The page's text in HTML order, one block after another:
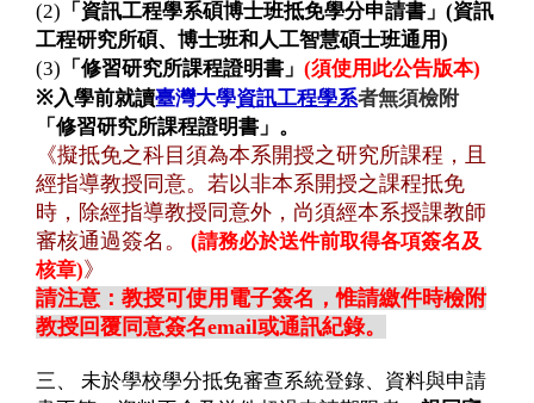
(2) 「資訊工程學系碩博士班抵免學分申請書」 (資訊
工程研究所碩、博士班和人工智慧碩士班通用)
(3) 「修習研究所課程證明書」 (須使用此公告版本)
※入學前就讀臺灣大學資訊工程學系者無須檢附
「修習研究所課程證明書」。
《擬抵免之科目須為本系開授之研究所課程，且
經指導教授同意。若以非本系開授之課程抵免
時，除經指導教授同意外，尚須經本系授課教師
審核通過簽名。
(請務必於送件前取得各項簽名及
核章)》
請注意：教授可使用電子簽名，惟請繳件時檢附
教授回覆同意簽名email或通訊紀錄。
三、
未於學校學分抵免審查系統登錄、資料與申請